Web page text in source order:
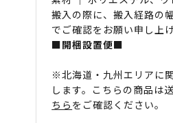
搬入の際に、搬入経路の
でご確認をお願い申し上げ
■開梱設置便■
※北海道・九州エリアに
します。こちらの商品は
ちら をご確認ください。